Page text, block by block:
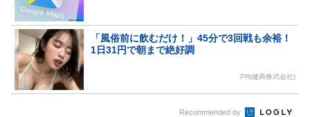
「風俗前に飲むだけ！」45分で3回戦も余裕！
1日31円で朝まで絶好調
PR(健商株式会社)
Recommended by